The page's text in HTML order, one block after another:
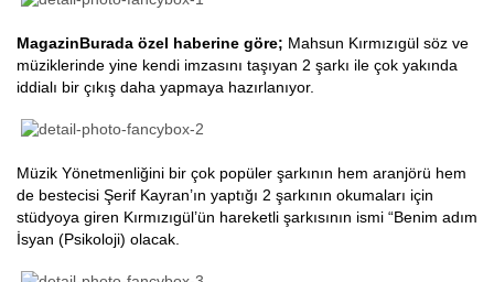
MagazinBurada özel haberine göre; Mahsun Kırmızıgül söz ve
müziklerinde yine kendi imzasını taşıyan 2 şarkı ile çok yakında
iddialı bir çıkış daha yapmaya hazırlanıyor.
Müzik Yönetmenliğini bir çok popüler şarkının hem aranjörü hem
de bestecisi Şerif Kayran’ın yaptığı 2 şarkının okumaları için
stüdyoya giren Kırmızıgül’ün hareketli şarkısının ismi “Benim adım
İsyan (Psikoloji) olacak.